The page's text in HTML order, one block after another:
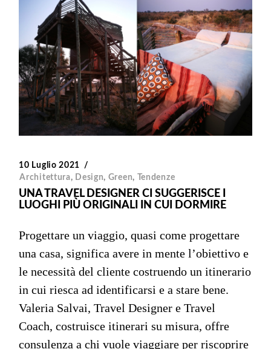
10 Luglio 2021
Architettura, Design, Green, Tendenze
UNA TRAVEL DESIGNER CI SUGGERISCE I
LUOGHI PIÙ ORIGINALI IN CUI DORMIRE
Progettare un viaggio, quasi come progettare
una casa, significa avere in mente l’obiettivo e
le necessità del cliente costruendo un itinerario
in cui riesca ad identificarsi e a stare bene.
Valeria Salvai, Travel Designer e Travel
Coach, costruisce itinerari su misura, offre
consulenza a chi vuole viaggiare per riscoprire